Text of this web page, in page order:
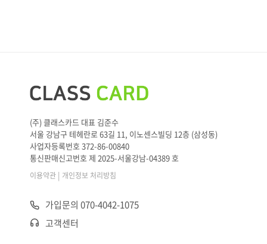
(주) 클래스카드 대표 김준수
서울 강남구 테헤란로 63길 11, 이노센스빌딩 12층 (삼성동)
사업자등록번호 372-86-00840
통신판매신고번호 제 2025-서울강남-04389 호
이용약관 | 개인정보 처리방침
가입문의 070-4042-1075
고객센터